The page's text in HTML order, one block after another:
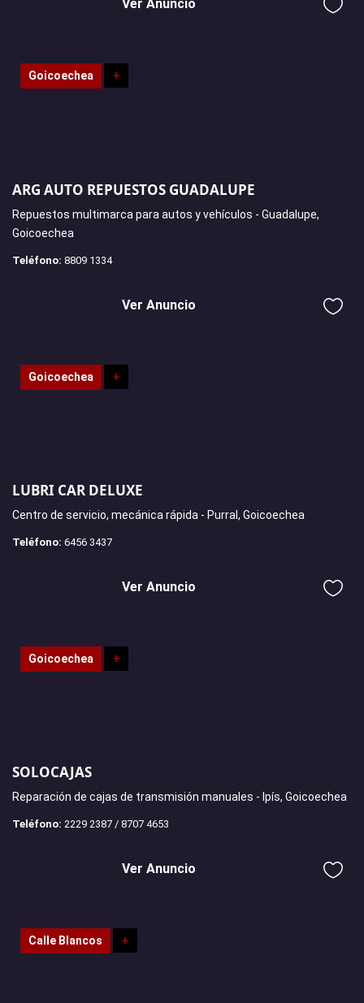
Ver Anuncio
Goicoechea +
ARG AUTO REPUESTOS GUADALUPE
Repuestos multimarca para autos y vehículos - Guadalupe,
Goicoechea
Teléfono: 8809 1334
Ver Anuncio
Goicoechea +
LUBRI CAR DELUXE
Centro de servicio, mecánica rápida - Purral, Goicoechea
Teléfono: 6456 3437
Ver Anuncio
Goicoechea +
SOLOCAJAS
Reparación de cajas de transmisión manuales - Ipís, Goicoechea
Teléfono: 2229 2387 / 8707 4653
Ver Anuncio
Calle Blancos +